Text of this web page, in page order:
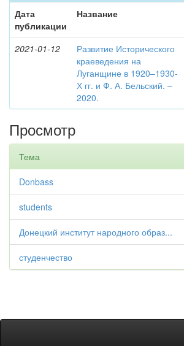
Дата
публикации
Название
2021-01-12
Развитие Исторического
краеведения на
Луганщине в 1920–1930-
Х гг. и Ф. А. Бельский. –
2020.
Просмотр
Тема
Donbass
students
Донецкий институт народного образ...
студенчество